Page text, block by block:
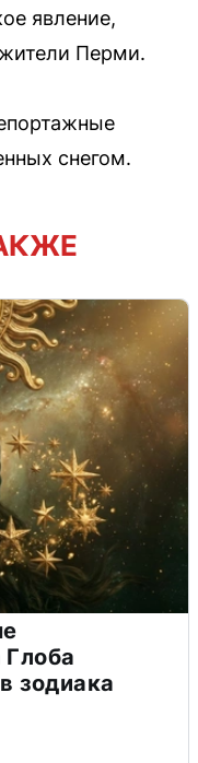
явление,
Перми.
снегом.
зодиака